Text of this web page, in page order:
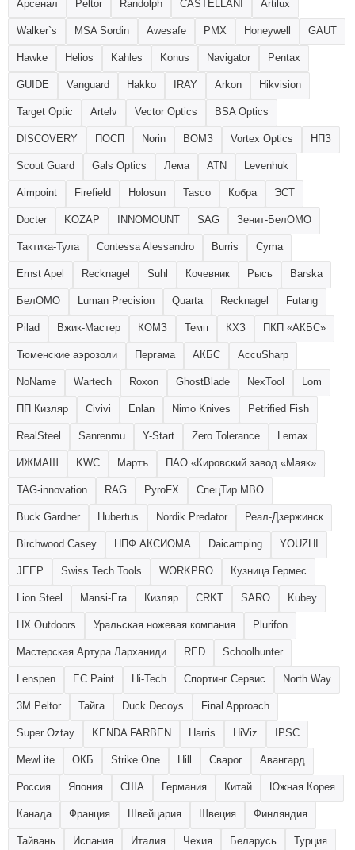
Арсенал Peltor Randolph CASTELLANI Artilux
Walker`s MSA Sordin Awesafe PMX Honeywell GAUT
Hawke Helios Kahles Konus Navigator Pentax
GUIDE Vanguard Hakko IRAY Arkon Hikvision
Target Optic Artelv Vector Optics BSA Optics
DISCOVERY ПОСП Norin ВОМЗ Vortex Optics НПЗ
Scout Guard Gals Optics Лема ATN Levenhuk
Aimpoint Firefield Holosun Tasco Кобра ЭСТ
Docter KOZAP INNOMOUNT SAG Зенит-БелОМО
Тактика-Тула Contessa Alessandro Burris Cyma
Ernst Apel Recknagel Suhl Кочевник Рысь Barska
БелОМО Luman Precision Quarta Recknagel Futang
Pilad Вжик-Мастер КОМЗ Темп КХЗ ПКП «АКБС»
Тюменские аэрозоли Пергама АКБС AccuSharp
NoName Wartech Roxon GhostBlade NexTool Lom
ПП Кизляр Civivi Enlan Nimo Knives Petrified Fish
RealSteel Sanrenmu Y-Start Zero Tolerance Lemax
ИЖМАШ KWC Мартъ ПАО «Кировский завод «Маяк»
TAG-innovation RAG PyroFX СпецТир МВО
Buck Gardner Hubertus Nordik Predator Реал-Дзержинск
Birchwood Casey НПФ АКСИОМА Daicamping YOUZHI
JEEP Swiss Tech Tools WORKPRO Кузница Гермес
Lion Steel Mansi-Era Кизляр CRKT SARO Kubey
HX Outdoors Уральская ножевая компания Plurifon
Мастерская Артура Ларханиди RED Schoolhunter
Lenspen EC Paint Hi-Tech Спортинг Сервис North Way
3M Peltor Тайга Duck Decoys Final Approach
Super Oztay KENDA FARBEN Harris HiViz IPSC
MewLite ОКБ Strike One Hill Сварог Авангард
Россия Япония США Германия Китай Южная Корея
Канада Франция Швейцария Швеция Финляндия
Тайвань Испания Италия Чехия Беларусь Турция